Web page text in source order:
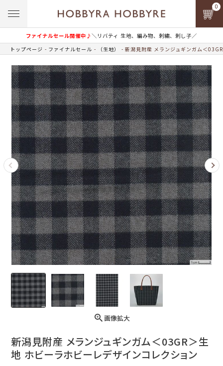
ファイナルセール開催中♪＼リバティ 生地、編み物、刺繍、刺し子／
0
トップページ ファイナルセール （生地） 新潟見附産 メランジュギンガム＜
画像拡大
新潟見附産 メランジュギンガム＜03GR＞生
地 ホビーラホビーレデザインコレクション